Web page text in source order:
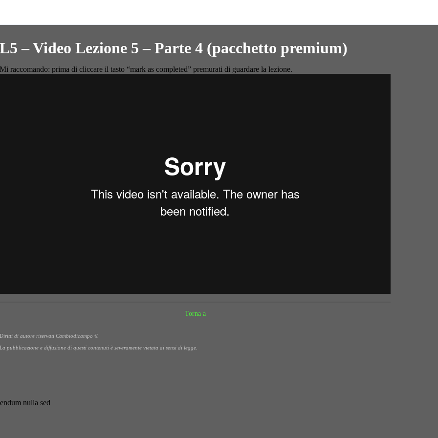
L5 – Video Lezione 5 – Parte 4 (pacchetto premium)
Mi raccomando: prima di cliccare il tasto “mark as completed” premurati di guardare la lezione.
Torna a
Diritti di autore riservati Cambiodicampo ©
La pubblicazione e diffusione di questi contenuti è severamente vietata ai sensi di legge.
nulla sed